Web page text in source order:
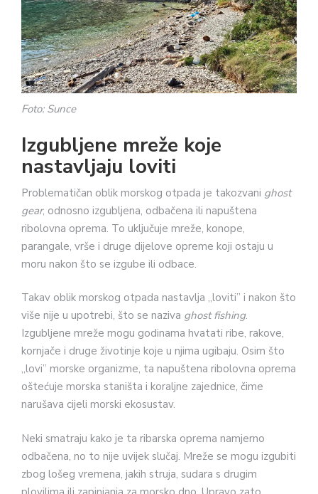
Foto: Sunce
Izgubljene mreže koje
nastavljaju loviti
Problematičan oblik morskog otpada je takozvani ghost
gear, odnosno izgubljena, odbačena ili napuštena
ribolovna oprema. To uključuje mreže, konope,
parangale, vrše i druge dijelove opreme koji ostaju u
moru nakon što se izgube ili odbace.
Takav oblik morskog otpada nastavlja „loviti” i nakon što
više nije u upotrebi, što se naziva ghost fishing.
Izgubljene mreže mogu godinama hvatati ribe, rakove,
kornjače i druge životinje koje u njima ugibaju. Osim što
„lovi” morske organizme, ta napuštena ribolovna oprema
oštećuje morska staništa i koraljne zajednice, čime
narušava cijeli morski ekosustav.
Neki smatraju kako je ta ribarska oprema namjerno
odbačena, no to nije uvijek slučaj. Mreže se mogu izgubiti
zbog lošeg vremena, jakih struja, sudara s drugim